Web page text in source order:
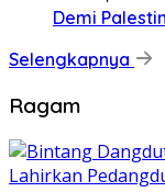
Demi
Selengkapnya
Ragam